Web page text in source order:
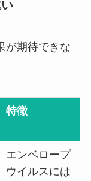
が期待できな
特徴
エンベロープ
ウイルスには